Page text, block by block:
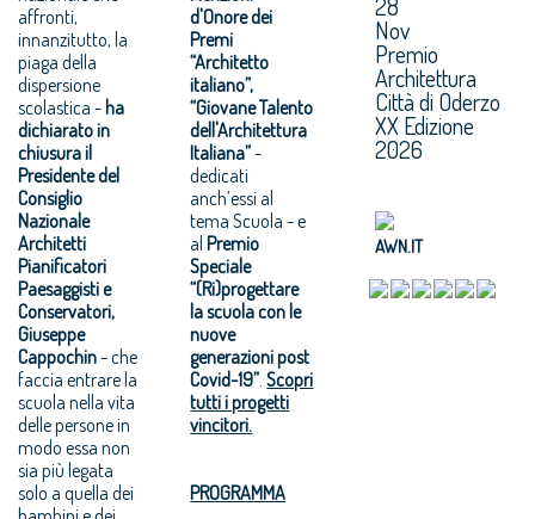
affronti,
innanzitutto, la
piaga della
dispersione
scolastica -ha
dichiarato in
chiusura il
Presidente del
Consiglio
Nazionale
Architetti
Pianificatori
Paesaggisti e
Conservatori,
Giuseppe
Cappochin- che
faccia entrare la
scuola nella vita
delle persone in
modo essa non
sia più legata
solo a quella dei
d'Onore dei
Premi
“Architetto
italiano”,
“Giovane Talento
dell'Architettura
Italiana”-
dedicati
anch’essi al
tema Scuola - e
alPremio
Speciale
“(Ri)progettare
la scuola con le
nuove
generazioni post
Covid-19” .Scopri
tutti i progetti
vincitori.
PROGRAMMA
Nov
Premio
Architettura
Città di Oderzo
XX Edizione
2026
AWN.IT